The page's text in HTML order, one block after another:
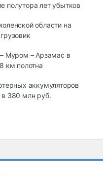
полутора лет убытков
области на
Муром – Арзамас в
км полотна
аккумуляторов
в 380 млн руб.